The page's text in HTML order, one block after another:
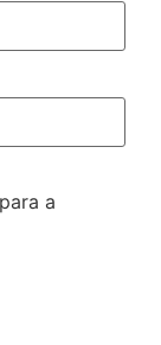
a